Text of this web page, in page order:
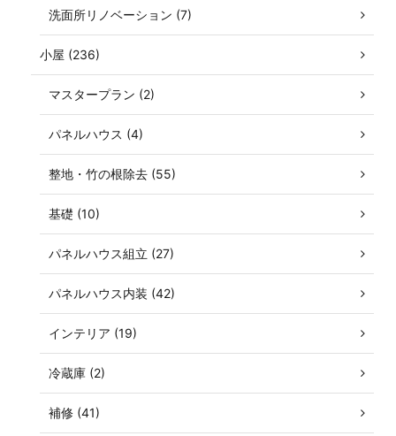
洗面所リノベーション (7)
小屋 (236)
マスタープラン (2)
パネルハウス (4)
整地・竹の根除去 (55)
基礎 (10)
パネルハウス組立 (27)
パネルハウス内装 (42)
インテリア (19)
冷蔵庫 (2)
補修 (41)